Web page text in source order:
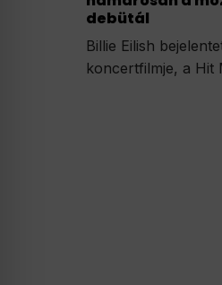
debütál
Billie Eilish
koncertfilmje, a Hit